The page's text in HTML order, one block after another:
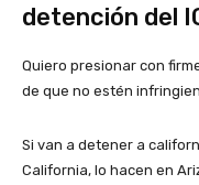
detención del
Quiero presionar con
de que no estén
Si van a detener a
California, lo hacen en